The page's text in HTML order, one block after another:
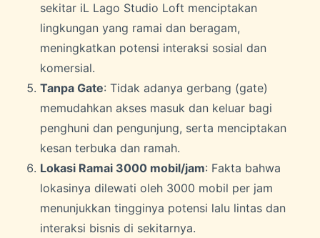
sekitar iL Lago Studio Loft menciptakan
lingkungan yang ramai dan beragam,
meningkatkan potensi interaksi sosial dan
komersial.
Tanpa Gate: Tidak adanya gerbang (gate)
memudahkan akses masuk dan keluar bagi
penghuni dan pengunjung, serta menciptakan
kesan terbuka dan ramah.
Lokasi Ramai 3000 mobil/jam: Fakta bahwa
lokasinya dilewati oleh 3000 mobil per jam
menunjukkan tingginya potensi lalu lintas dan
interaksi bisnis di sekitarnya.